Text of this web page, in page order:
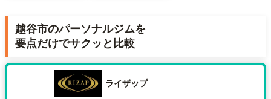
越谷市のパーソナルジムを
要点だけでサクッと比較
ライザップ